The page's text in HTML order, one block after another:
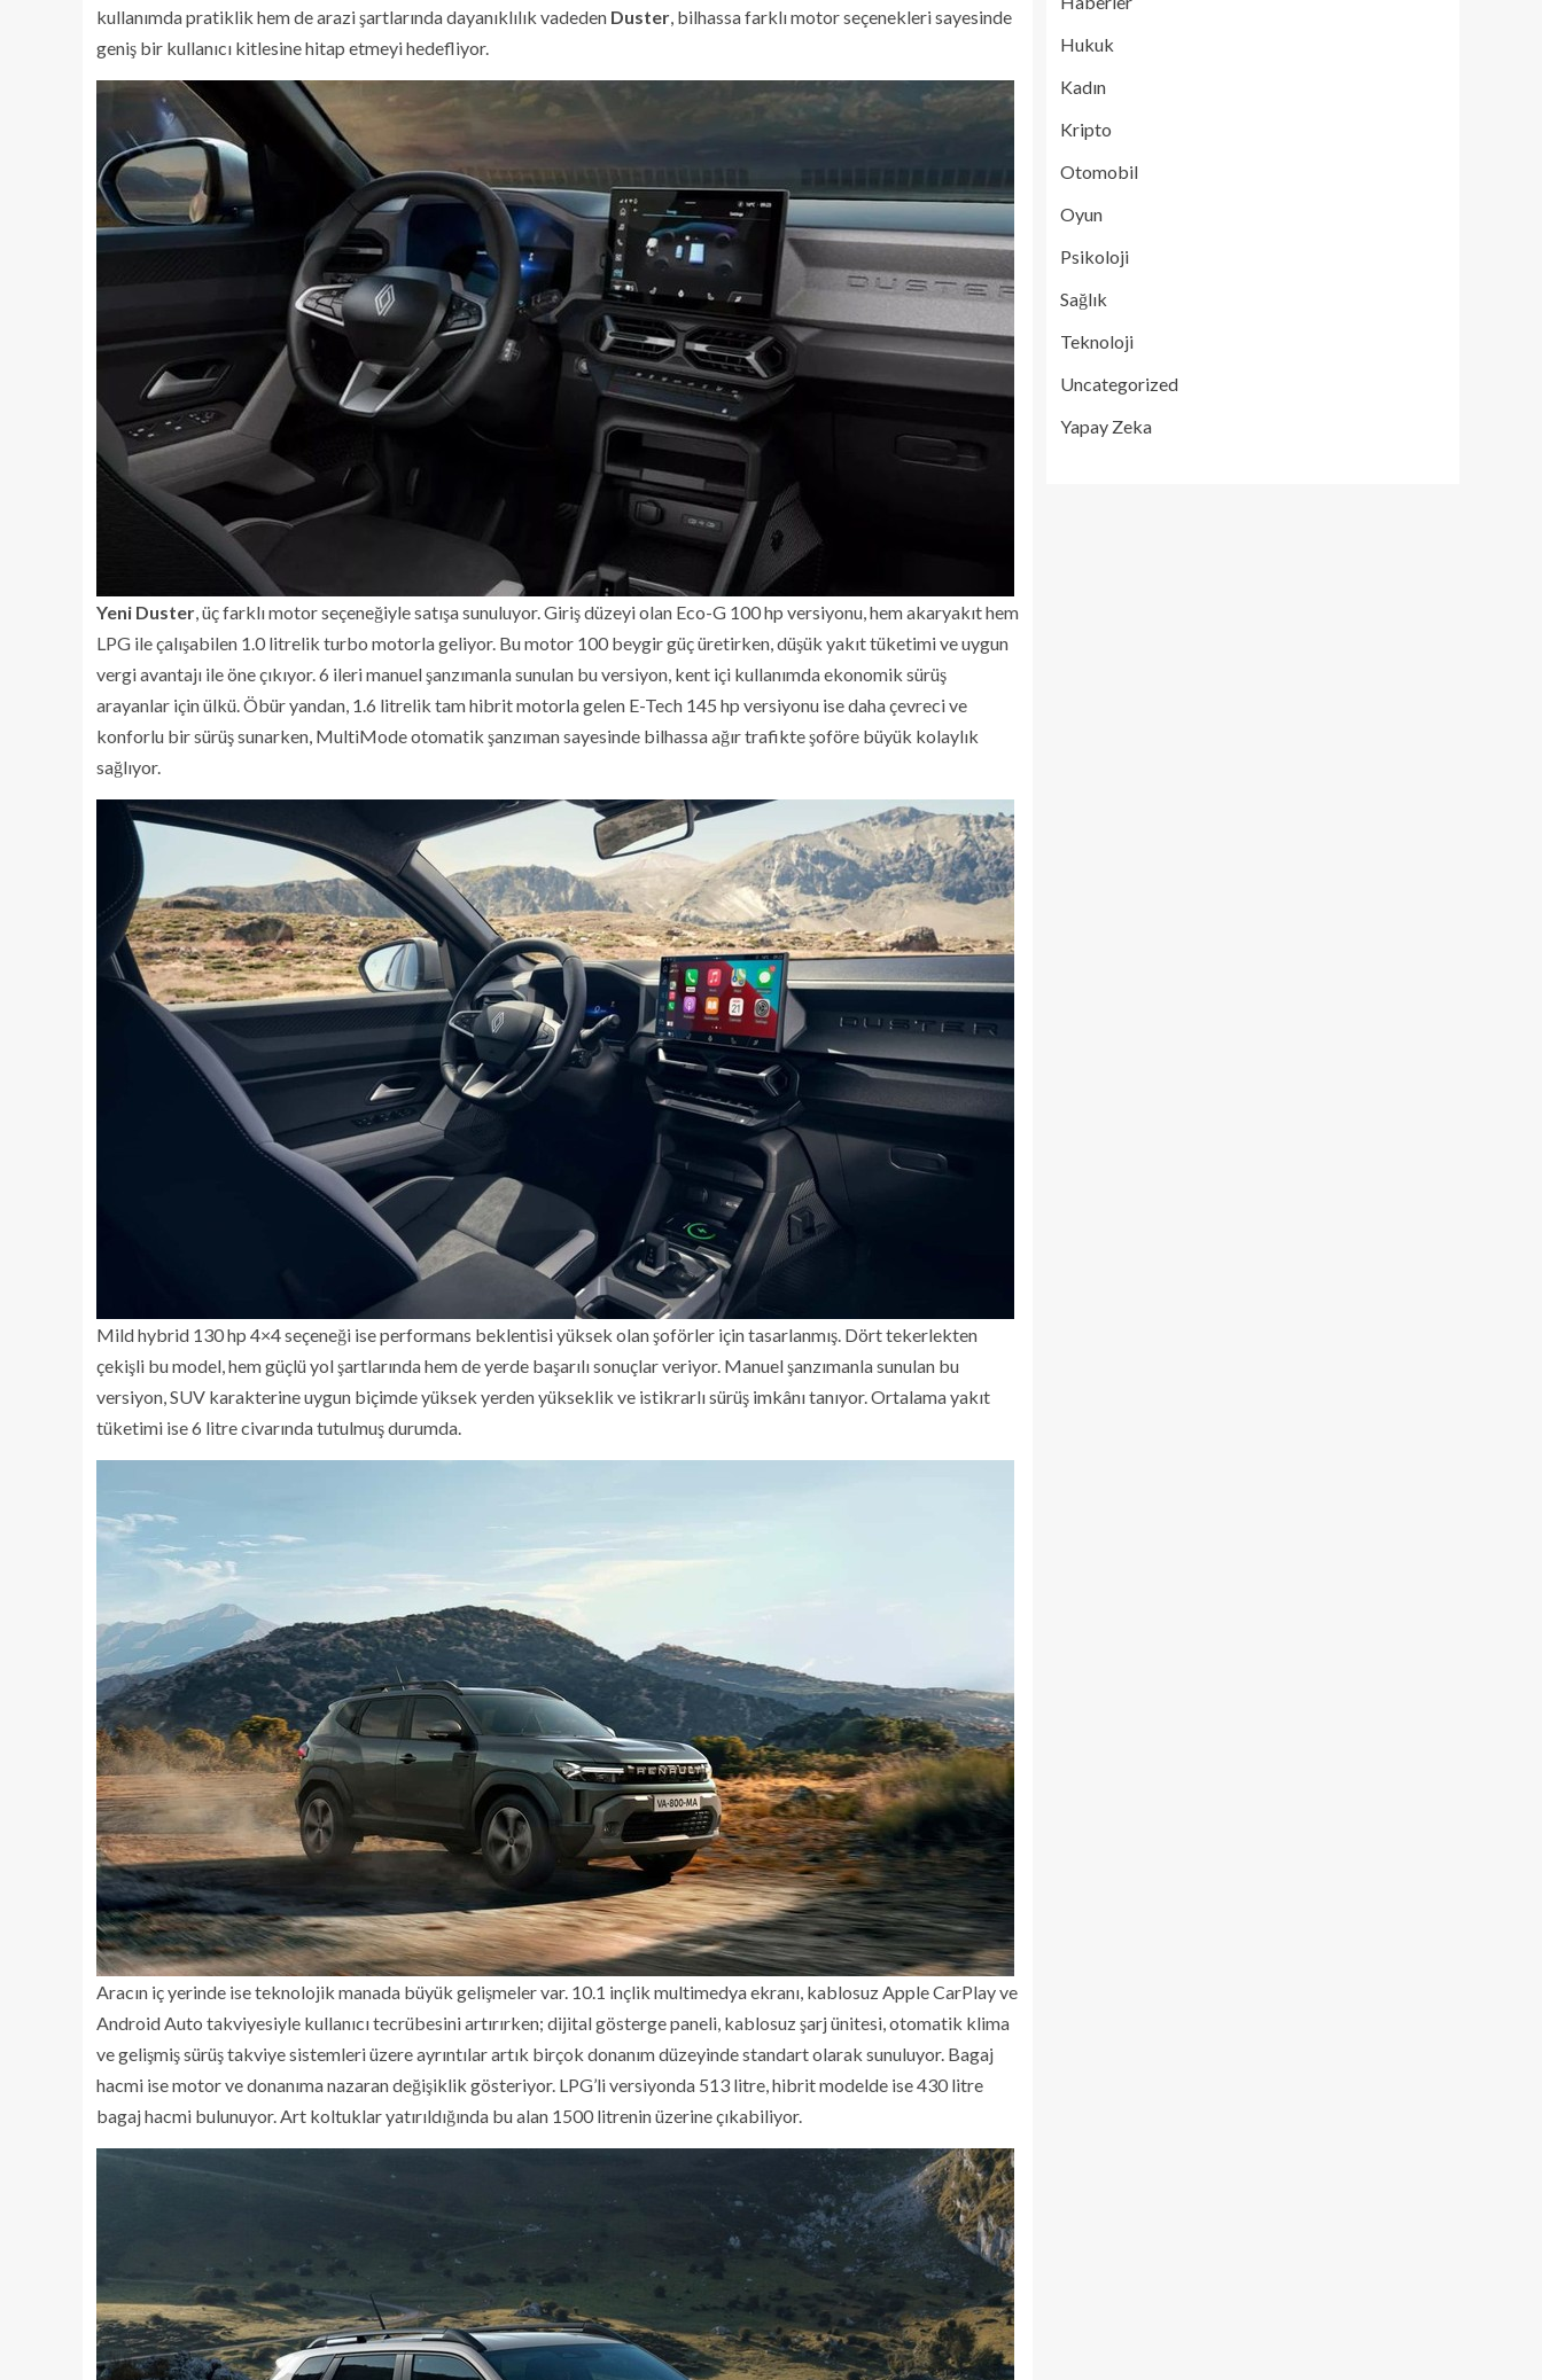
kullanımda pratiklik hem de arazi şartlarında dayanıklılık vadeden Duster , bilhassa farklı motor seçenekleri sayesinde
geniş bir kullanıcı kitlesine hitap etmeyi hedefliyor.
Yeni Duster , üç farklı motor seçeneğiyle satışa sunuluyor. Giriş düzeyi olan Eco-G 100 hp versiyonu, hem akaryakıt hem
LPG ile çalışabilen 1.0 litrelik turbo motorla geliyor. Bu motor 100 beygir güç üretirken, düşük yakıt tüketimi ve uygun
vergi avantajı ile öne çıkıyor. 6 ileri manuel şanzımanla sunulan bu versiyon, kent içi kullanımda ekonomik sürüş
arayanlar için ülkü. Öbür yandan, 1.6 litrelik tam hibrit motorla gelen E-Tech 145 hp versiyonu ise daha çevreci ve
konforlu bir sürüş sunarken, MultiMode otomatik şanzıman sayesinde bilhassa ağır trafikte şoföre büyük kolaylık
sağlıyor.
Mild hybrid 130 hp 4×4 seçeneği ise performans beklentisi yüksek olan şoförler için tasarlanmış. Dört tekerlekten
çekişli bu model, hem güçlü yol şartlarında hem de yerde başarılı sonuçlar veriyor. Manuel şanzımanla sunulan bu
versiyon, SUV karakterine uygun biçimde yüksek yerden yükseklik ve istikrarlı sürüş imkânı tanıyor. Ortalama yakıt
tüketimi ise 6 litre civarında tutulmuş durumda.
Aracın iç yerinde ise teknolojik manada büyük gelişmeler var. 10.1 inçlik multimedya ekranı, kablosuz Apple CarPlay ve
Android Auto takviyesiyle kullanıcı tecrübesini artırırken; dijital gösterge paneli, kablosuz şarj ünitesi, otomatik klima
ve gelişmiş sürüş takviye sistemleri üzere ayrıntılar artık birçok donanım düzeyinde standart olarak sunuluyor. Bagaj
hacmi ise motor ve donanıma nazaran değişiklik gösteriyor. LPG’li versiyonda 513 litre, hibrit modelde ise 430 litre
bagaj hacmi bulunuyor. Art koltuklar yatırıldığında bu alan 1500 litrenin üzerine çıkabiliyor.
Hukuk
Kadın
Kripto
Otomobil
Oyun
Psikoloji
Sağlık
Teknoloji
Uncategorized
Yapay Zeka